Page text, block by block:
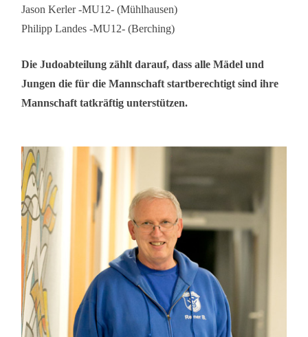
Jason Kerler -MU12- (Mühlhausen)
Philipp Landes -MU12- (Berching)
Die Judoabteilung zählt darauf, dass alle Mädel und
Jungen die für die Mannschaft startberechtigt sind ihre
Mannschaft tatkräftig unterstützen.